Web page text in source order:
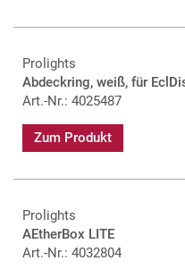
Prolights
Abdeckring, weiß, für
Art.-Nr.: 4025487
Zum Produkt
Prolights
AEtherBox LITE
Art.-Nr.: 4032804